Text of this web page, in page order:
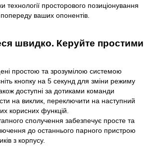
технології просторового позиціонування
ваших опонентів.
швидко. Керуйте простими
простою та зрозумілою системою
кнопку на 5 секунд для зміни режиму
доступні за дотиками команди
на виклик, переключити на наступний
корисних функцій.
сполучення забезпечує просте та
до останнього парного пристрою
з корпусу.